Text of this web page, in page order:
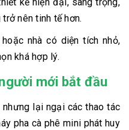
nên tinh tế hơn.
nhà có diện tích nhỏ,
khá hợp lý.
mới bắt đầu
lại ngại các thao tác
pha cà phê mini phát huy